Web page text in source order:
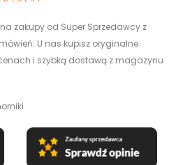
zakupy od Super Sprzedawcy z
U nas kupisz oryginalne
i szybką dostawą z magazynu